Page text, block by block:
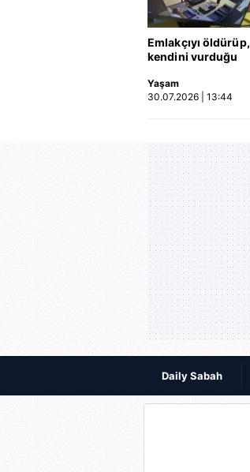
Emlakçıyı öldürüp,
kendini vurduğu
ortaya çıktı | Video
Yaşam
30.07.2026 | 13:44
Daily Sabah